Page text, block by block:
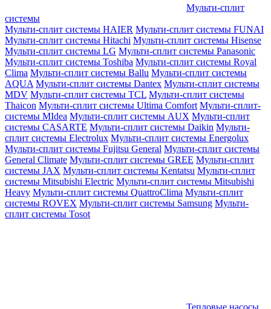
Мульти-сплит
системы
Мульти-сплит системы HAIER Мульти-сплит системы FUNAI
Мульти-сплит системы Hitachi Мульти-сплит системы Hisense
Мульти-сплит системы LG Мульти-сплит системы Panasonic
Мульти-сплит системы Toshiba Мульти-сплит системы Royal
Clima Мульти-сплит системы Ballu Мульти-сплит системы
AQUA Мульти-сплит системы Dantex Мульти-сплит системы
MDV Мульти-сплит системы TCL Мульти-сплит системы
Thaicon Мульти-сплит системы Ultima Comfort Мульти-сплит-
системы MIdea Мульти-сплит системы AUX Мульти-сплит
системы CASARTE Мульти-сплит системы Daikin Мульти-
сплит системы Electrolux Мульти-сплит системы Energolux
Мульти-сплит системы Fujitsu General Мульти-сплит системы
General Climate Мульти-сплит системы GREE Мульти-сплит
системы JAX Мульти-сплит системы Kentatsu Мульти-сплит
системы Mitsubishi Electric Мульти-сплит системы Mitsubishi
Heavy Мульти-сплит системы QuattroClima Мульти-сплит
системы ROVEX Мульти-сплит системы Samsung Мульти-
сплит системы Tosot
Тепловые насосы